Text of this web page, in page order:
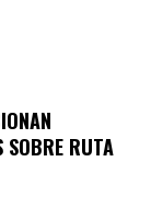
SOBRE RUTA